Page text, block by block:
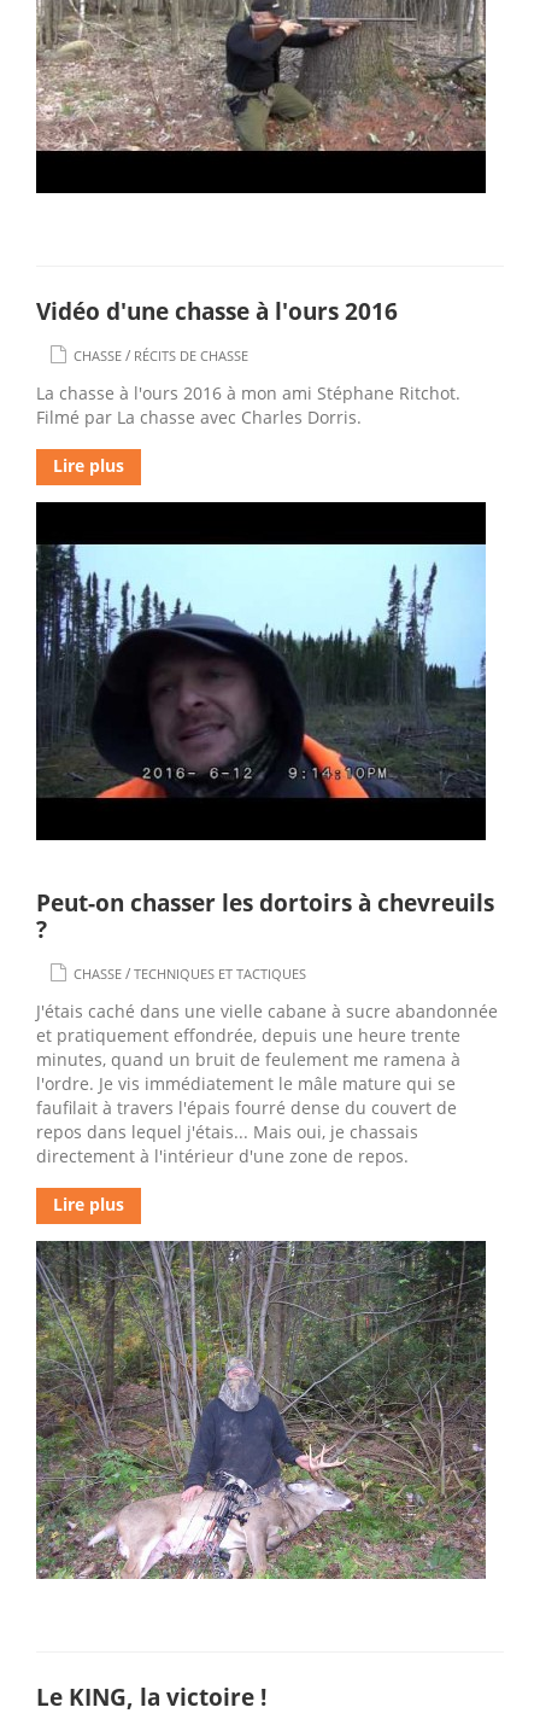
Vidéo d'une chasse à l'ours 2016
CHASSE / RÉCITS DE CHASSE
La chasse à l'ours 2016 à mon ami Stéphane Ritchot.
Filmé par La chasse avec Charles Dorris.
Lire plus
Peut-on chasser les dortoirs à chevreuils
?
CHASSE / TECHNIQUES ET TACTIQUES
J'étais caché dans une vielle cabane à sucre abandonnée
et pratiquement effondrée, depuis une heure trente
minutes, quand un bruit de feulement me ramena à
l'ordre. Je vis immédiatement le mâle mature qui se
faufilait à travers l'épais fourré dense du couvert de
repos dans lequel j'étais... Mais oui, je chassais
directement à l'intérieur d'une zone de repos.
Lire plus
Le KING, la victoire !